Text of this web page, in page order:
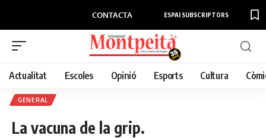
CONTACTA ESPAI SUBSCRIPTORS
Actualitat Escoles Opinió Esports Cultura
GENERAL
La vacuna de la grip.